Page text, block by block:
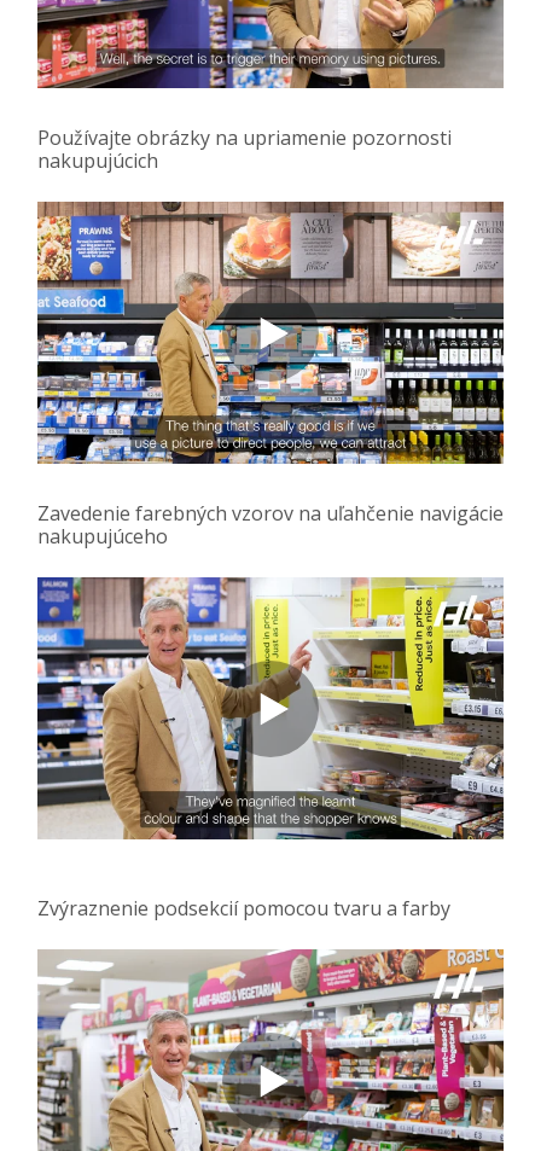
Používajte obrázky na upriamenie pozornosti
nakupujúcich
Zavedenie farebných vzorov na uľahčenie navigácie
nakupujúceho
Zvýraznenie podsekcií pomocou tvaru a farby